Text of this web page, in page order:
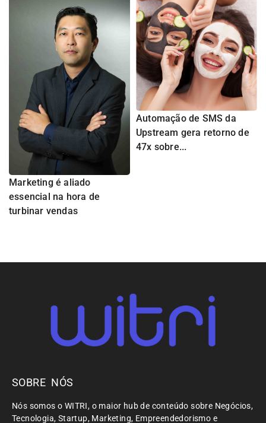
Marketing é aliado
essencial na hora de
turbinar vendas
Automação de SMS da
Upstream gera retorno de
47x sobre...
SOBRE NÓS
Nós somos o WITRI, o maior hub de conteúdo sobre Negócios,
Tecnologia, Startup, Marketing, Empreendedorismo e